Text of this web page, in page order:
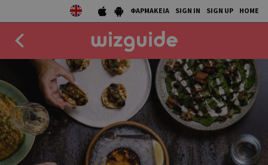
ΦΑΡΜΑΚΕΙΑ SIGN IN SIGN UP HOME
DRINK
50 BEST
AGENDA